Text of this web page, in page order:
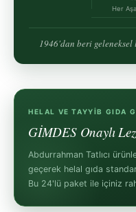
Her
1946'dan beri
HELAL VE TAYYIB GIDA
GİMDES Onaylı
Abdurrahman Tatlıcı
geçerek helal gıda
Bu 24'lü paket ile içiniz